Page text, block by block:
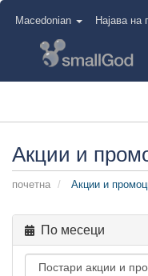
Macedonian Најава на
Акции и
почетна Акции и
По месеци